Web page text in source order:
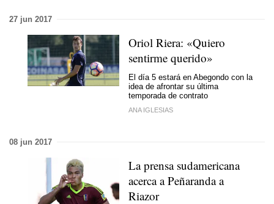
27 jun 2017
Oriol Riera: «Quiero
sentirme querido»
El día 5 estará en Abegondo con la
idea de afrontar su última
temporada de contrato
ANA IGLESIAS
08 jun 2017
La prensa sudamericana
acerca a Peñaranda a
Riazor